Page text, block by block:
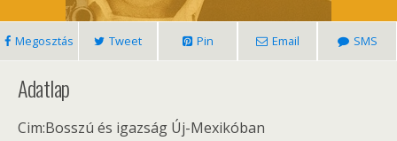
Megosztás Tweet Pin Email SMS
Adatlap
Cim:Bosszú és igazság Új-Mexikóban